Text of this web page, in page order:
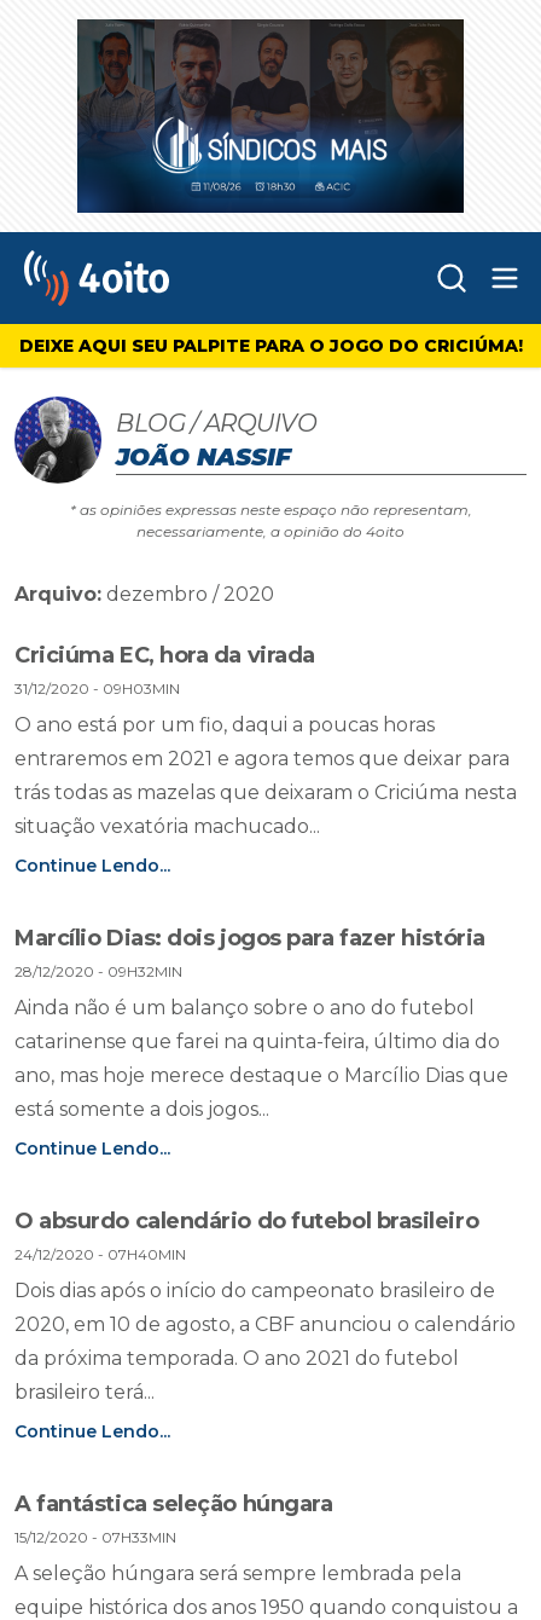
4oito
DEIXE AQUI SEU PALPITE PARA O JOGO DO CRICIÚMA!
BLOG / ARQUIVO
JOÃO NASSIF
* as opiniões expressas neste espaço não representam,
necessariamente, a opinião do 4oito
Arquivo: dezembro / 2020
Criciúma EC, hora da virada
31/12/2020 - 09H03MIN
O ano está por um fio, daqui a poucas horas
entraremos em 2021 e agora temos que deixar para
trás todas as mazelas que deixaram o Criciúma nesta
situação vexatória machucado...
Continue Lendo...
Marcílio Dias: dois jogos para fazer história
28/12/2020 - 09H32MIN
Ainda não é um balanço sobre o ano do futebol
catarinense que farei na quinta-feira, último dia do
ano, mas hoje merece destaque o Marcílio Dias que
está somente a dois jogos...
Continue Lendo...
O absurdo calendário do futebol brasileiro
24/12/2020 - 07H40MIN
Dois dias após o início do campeonato brasileiro de
2020, em 10 de agosto, a CBF anunciou o calendário
da próxima temporada. O ano 2021 do futebol
brasileiro terá...
Continue Lendo...
A fantástica seleção húngara
15/12/2020 - 07H33MIN
A seleção húngara será sempre lembrada pela
equipe histórica dos anos 1950 quando conquistou a